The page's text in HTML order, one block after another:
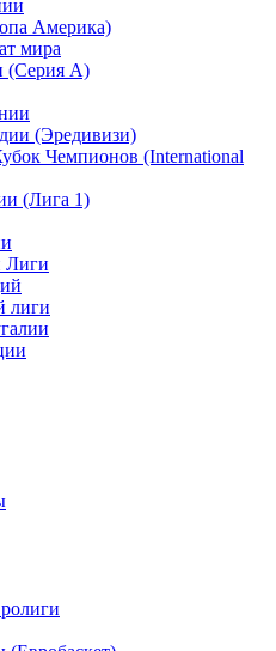
Америка)
мира
(Серия А)
(Эредивизи)
Чемпионов (International
(Лига 1)
Лиги
лиги